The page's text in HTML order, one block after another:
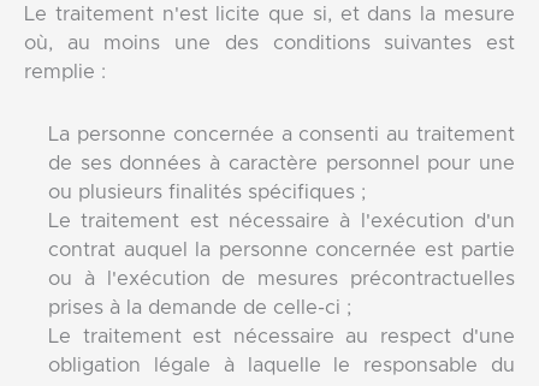
Le traitement n'est licite que si, et dans la mesure
où, au moins une des conditions suivantes est
remplie :
La personne concernée a consenti au traitement
de ses données à caractère personnel pour une
ou plusieurs finalités spécifiques ;
Le traitement est nécessaire à l'exécution d'un
contrat auquel la personne concernée est partie
ou à l'exécution de mesures précontractuelles
prises à la demande de celle-ci ;
Le traitement est nécessaire au respect d'une
obligation légale à laquelle le responsable du